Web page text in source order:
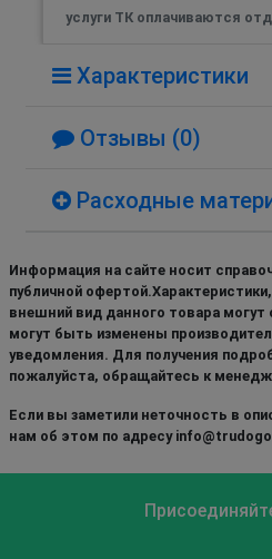
услуги ТК оплачиваются
Характеристики
Отзывы (0)
Расходные
Информация на сайте носит
публичной
внешний вид данного товара могут
могут быть изменены
уведомления. Для получения
пожалуйста, обращайтесь к
Если вы заметили неточность в
нам об этом по адресу